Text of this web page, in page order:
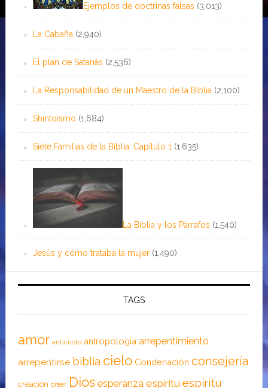
Ejemplos de doctrinas falsas (3,013)
La Cabaña (2,940)
El plan de Satanás (2,536)
La Responsabilidad de un Maestro de la Biblia (2,100)
Shintoísmo (1,684)
Siete Familias de la Biblia: Capítulo 1 (1,635)
La Biblia y los Párrafos (1,540)
Jesús y cómo trataba la mujer (1,490)
TAGS
amor anticristo antropología arrepentimiento
arrepentirse biblia cielo Condenación consejería
creación creer Dios esperanza espíritu espíritu